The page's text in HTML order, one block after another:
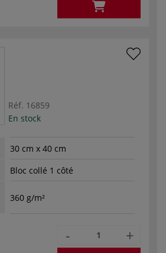
Réf. 16859
En stock
30 cm x 40 cm
Bloc collé 1 côté
360 g/m²
- +